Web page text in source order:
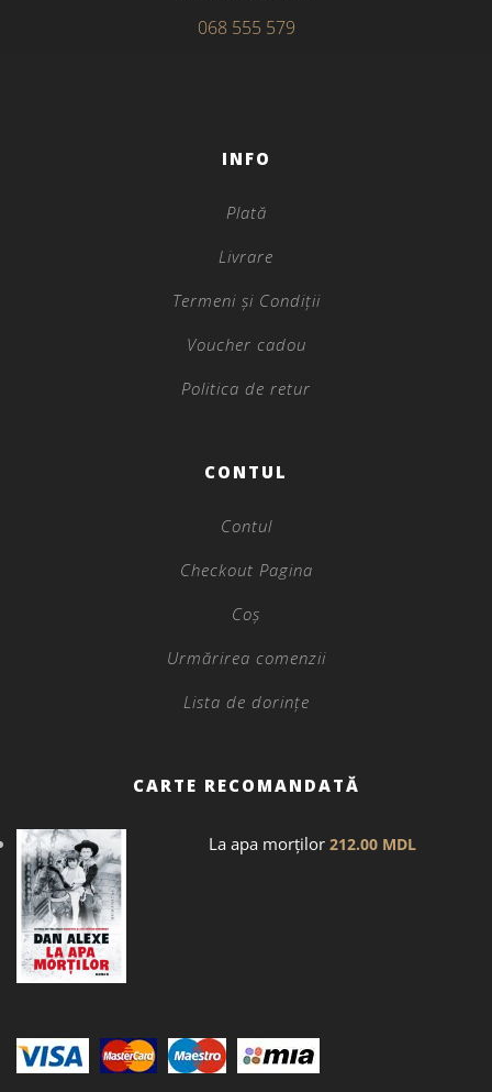
068 555 579
INFO
Plată
Livrare
Termeni și Condiții
Voucher cadou
Politica de retur
CONTUL
Contul
Checkout Pagina
Coș
Urmărirea comenzii
Lista de dorințe
CARTE RECOMANDATĂ
La apa morților 212.00 MDL